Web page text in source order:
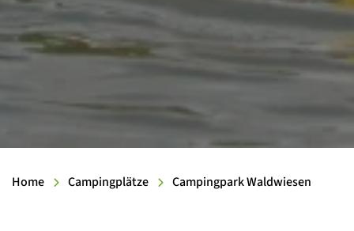
Home Campingplätze Campingpark Waldwiesen